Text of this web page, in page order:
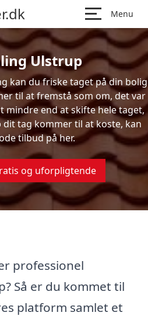
Menu
Ulstrup
kan du friske taget på din bolig
til at fremstå som om, det var
mindre end at skifte hele taget,
tag kommer til at koste, kan
tilbud på her.
og uforpligtende
professionel
Så er du kommet til
platform samlet et